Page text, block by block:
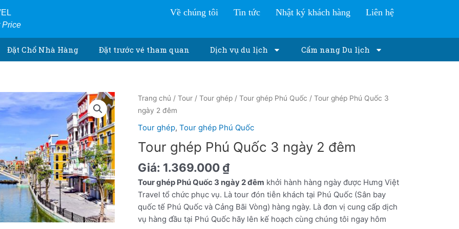
Về chúng tôi Tin tức Nhật ký khách hàng Liên hệ
Đặt Chổ Nhà Hàng Đặt trước vé tham quan Dịch vụ du lịch Cẩm nang Du lịch
ngày 2 đêm
Tour ghép
Tour ghép Phú Quốc 3 ngày 2 đêm
Giá: 1.369.000 ₫
Tour ghép Phú Quốc 3 ngày 2 đêm
Travel tổ chức phục vụ. Là tour đón tiễn khách tại Phú Quốc (Sân bay
quốc tế Phú Quốc và Cảng Bãi Vòng) hàng ngày. Là đơn vị cung cấp dịch
vụ hàng đầu tại Phú Quốc hãy lên kế hoạch cùng chúng tôi ngay hôm
nay.
ghép
Phú
Quốc
ngày
2
đêm
số
lượng